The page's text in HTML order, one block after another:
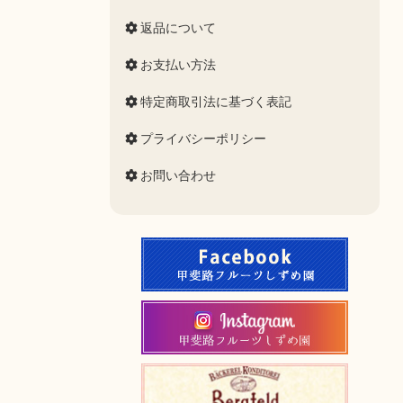
返品について
お支払い方法
特定商取引法に基づく表記
プライバシーポリシー
お問い合わせ